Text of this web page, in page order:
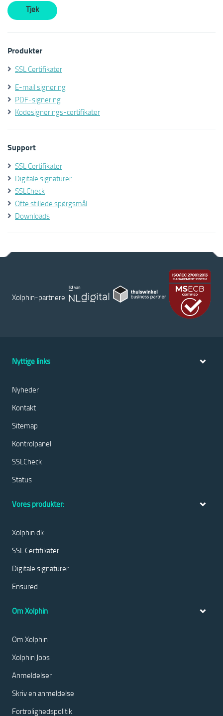
Produkter
SSL Certifikater
E-mail signering
PDF-signering
Kodesignerings-certifikater
Support
SSL Certifikater
Digitale signaturer
SSLCheck
Ofte stillede spørgsmål
Downloads
Xolphin-partnere
Nyttige links
Nyheder
Kontakt
Sitemap
Kontrolpanel
SSLCheck
Status
Vores produkter:
Xolphin.dk
SSL Certifikater
Digitale signaturer
Ensured
Om Xolphin
Om Xolphin
Xolphin Jobs
Anmeldelser
Skriv en anmeldelse
Fortrolighedspolitik